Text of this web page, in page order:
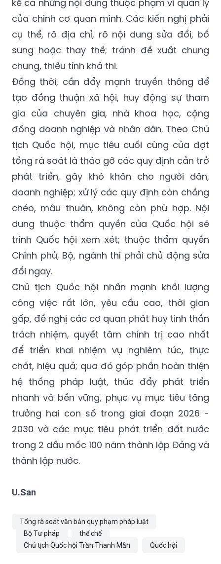
cụ thể, rõ địa chỉ, rõ nội dung sửa đổi, bổ
sung hoặc thay thế; tránh đề xuất chung
chung, thiếu tính khả thi.
Đồng thời, cần đẩy mạnh truyền thông để
tạo đồng thuận xã hội, huy động sự tham
gia của chuyên gia, nhà khoa học, cộng
đồng doanh nghiệp và nhân dân. Theo Chủ
tịch Quốc hội, mục tiêu cuối cùng của đợt
tổng rà soát là tháo gỡ các quy định cản trở
phát triển, gây khó khăn cho người dân,
doanh nghiệp; xử lý các quy định còn chồng
chéo, mâu thuẫn, không còn phù hợp. Nội
dung thuộc thẩm quyền của Quốc hội sẽ
trình Quốc hội xem xét; thuộc thẩm quyền
Chính phủ, Bộ, ngành thì phải chủ động sửa
đổi ngay.
Chủ tịch Quốc hội nhấn mạnh khối lượng
công việc rất lớn, yêu cầu cao, thời gian
gấp, đề nghị các cơ quan phát huy tinh thần
trách nhiệm, quyết tâm chính trị cao nhất
để triển khai nhiệm vụ nghiêm túc, thực
chất, hiệu quả; qua đó góp phần hoàn thiện
hệ thống pháp luật, thúc đẩy phát triển
nhanh và bền vững, phục vụ mục tiêu tăng
trưởng hai con số trong giai đoạn 2026 -
2030 và các mục tiêu phát triển đất nước
trong 2 dấu mốc 100 năm thành lập Đảng và
thành lập nước.
U.San
Tổng rà soát văn bản quy phạm pháp luật
Chủ tịch Quốc hội Trần Thanh Mẫn